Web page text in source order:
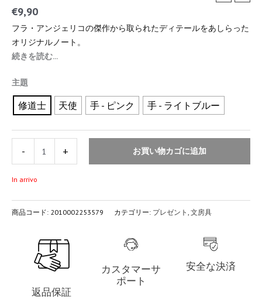
€9,90
フラ・アンジェリコの傑作から取られたディテールをあしらった
オリジナルノート。
続きを読む...
主題
修道士 天使 手 - ピンク 手 - ライトブルー
In arrivo
- + お買い物カゴに追加
商品コード: 2010002253579 カテゴリー: プレゼント 文房具
返品保証
カスタマーサ
ポート
安全な決済